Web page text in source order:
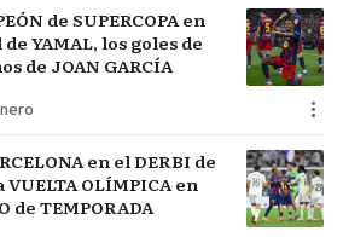
de SUPERCOPA en
YAMAL, los goles de
de JOAN GARCÍA
en el DERBI de
VUELTA OLÍMPICA en
de TEMPORADA